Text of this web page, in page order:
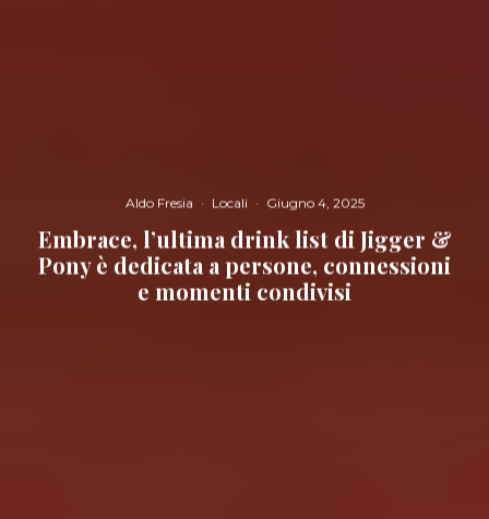
Aldo Fresia · Locali · Giugno 4, 2025
Embrace, l’ultima drink list di Jigger &
Pony è dedicata a persone, connessioni
e momenti condivisi